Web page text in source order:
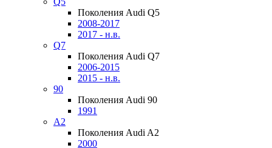
Поколения Audi Q5
2008-2017
2017 - н.в.
Q7
Поколения Audi Q7
2006-2015
2015 - н.в.
90
Поколения Audi 90
1991
A2
Поколения Audi A2
2000